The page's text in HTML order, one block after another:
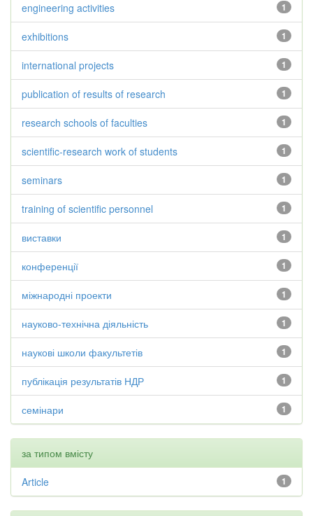
1
engineering activities
1
exhibitions
1
international projects
1
publication of results of research
1
research schools of faculties
1
scientific-research work of students
1
seminars
1
training of scientific personnel
1
виставки
1
конференції
1
міжнародні проекти
1
науково-технічна діяльність
1
наукові школи факультетів
1
публікація результатів НДР
1
семінари
за типом вмісту
1
Article